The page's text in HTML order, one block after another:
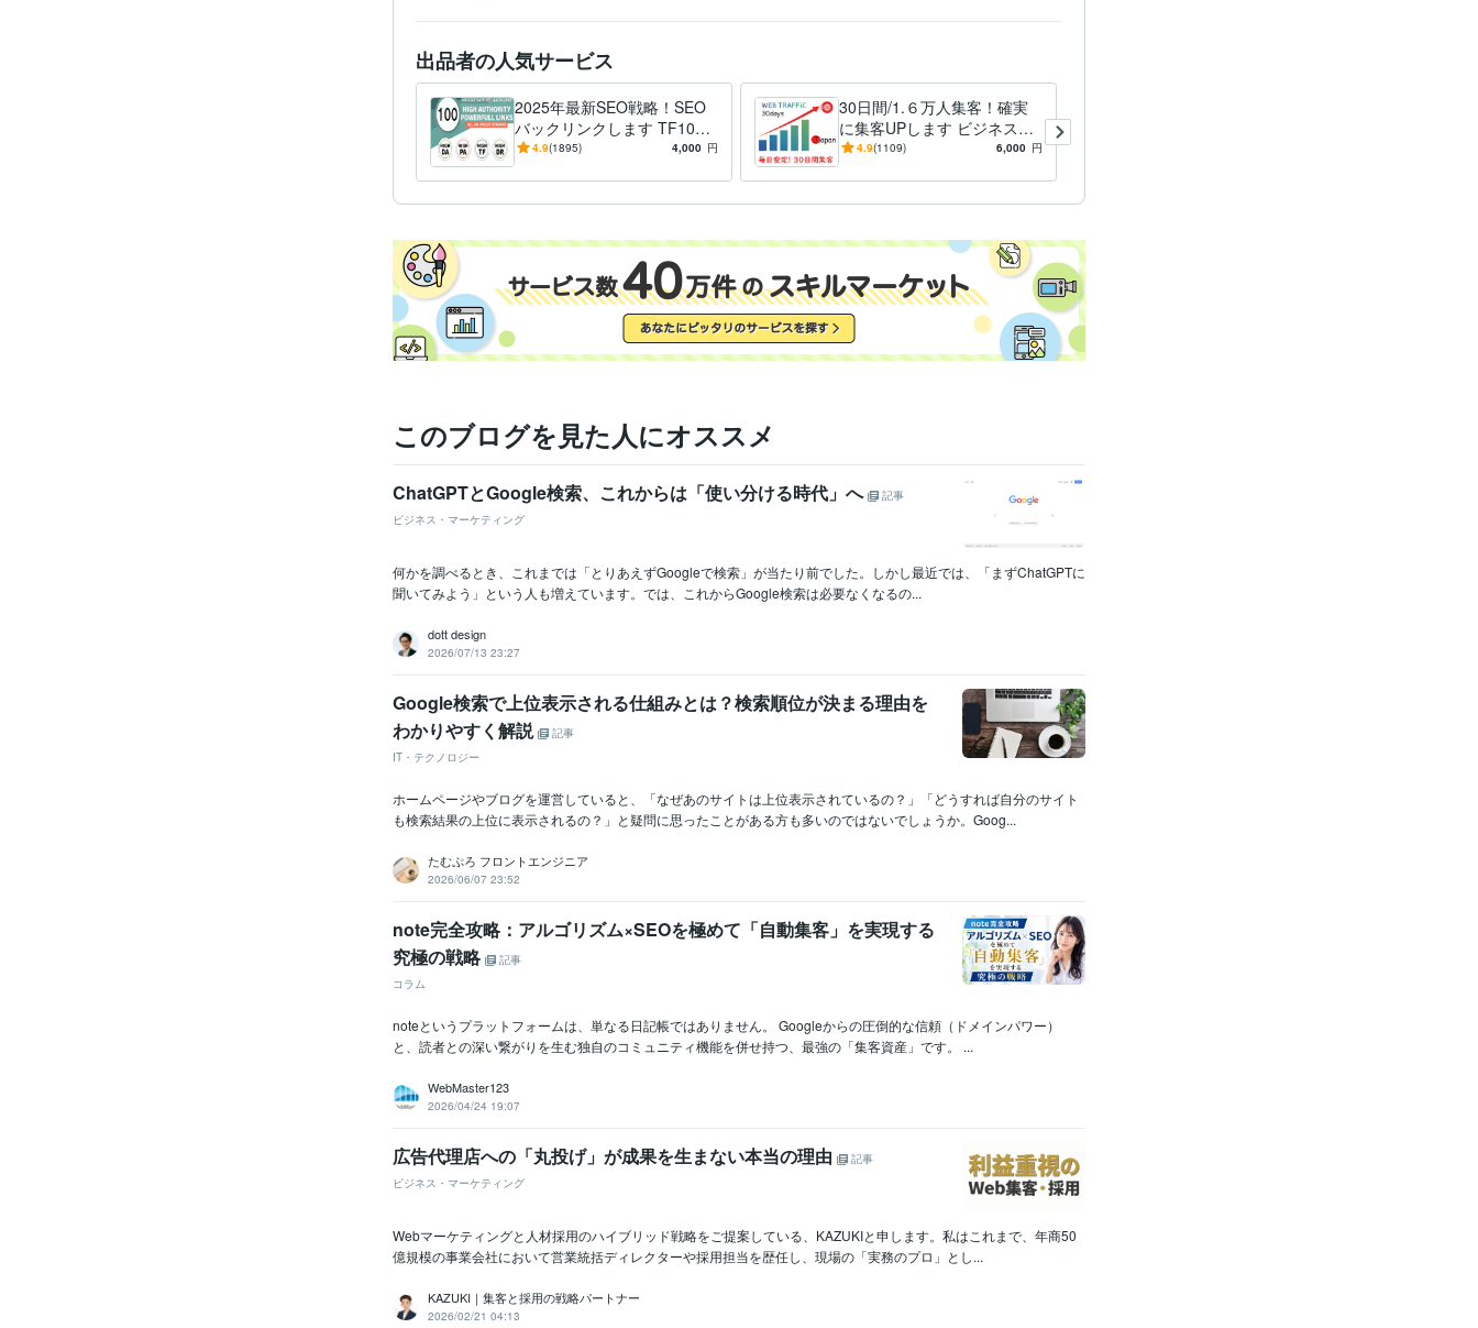
出品者の人気サービス
2025年最新SEO戦略！SEO
バックリンクします TF100 D
A100サイト、100ユニークド
4.9(1895) 4,000 円
30日間/1.６万人集客！確実
に集客UPします ビジネス成
功の鍵はアクセス数！30日間
4.9(1109) 6,000 円
このブログを見た人にオススメ
ChatGPTとGoogle検索、これからは「使い分ける時代」へ
記事
ビジネス・マーケティング
何かを調べるとき、これまでは「とりあえずGoogleで検索」が当たり前でした。しかし最近では、「まずChatGPTに
聞いてみよう」という人も増えています。では、これからGoogle検索は必要なくなるの...
dott design
2026/07/13 23:27
Google検索で上位表示される仕組みとは？検索順位が決まる理由を
わかりやすく解説
記事
IT・テクノロジー
ホームページやブログを運営していると、「なぜあのサイトは上位表示されているの？」「どうすれば自分のサイト
も検索結果の上位に表示されるの？」と疑問に思ったことがある方も多いのではないでしょうか。Goog...
たむぷろ フロントエンジニア
2026/06/07 23:52
note完全攻略：アルゴリズム×SEOを極めて「自動集客」を実現する
究極の戦略
記事
コラム
noteというプラットフォームは、単なる日記帳ではありません。 Googleからの圧倒的な信頼（ドメインパワー）
と、読者との深い繋がりを生む独自のコミュニティ機能を併せ持つ、最強の「集客資産」です。 ...
WebMaster123
2026/04/24 19:07
広告代理店への「丸投げ」が成果を生まない本当の理由
記事
ビジネス・マーケティング
Webマーケティングと人材採用のハイブリッド戦略をご提案している、KAZUKIと申します。私はこれまで、年商50
億規模の事業会社において営業統括ディレクターや採用担当を歴任し、現場の「実務のプロ」とし...
KAZUKI｜集客と採用の戦略パートナー
2026/02/21 04:13